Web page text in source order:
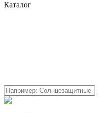
Каталог